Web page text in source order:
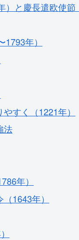
と慶長遣欧使節
年）
すく（1221年）
法
年）
1643年）